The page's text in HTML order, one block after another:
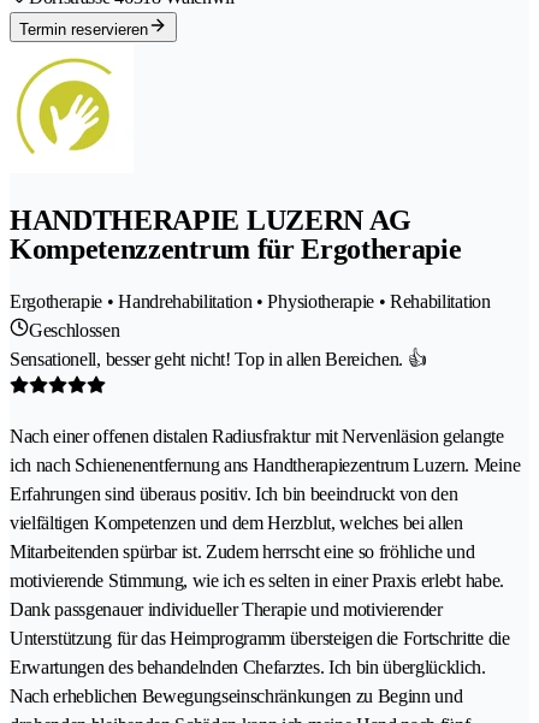
Termin reservieren
HANDTHERAPIE LUZERN AG
Kompetenzzentrum für Ergotherapie
Ergotherapie • Handrehabilitation • Physiotherapie • Rehabilitation
Geschlossen
Sensationell, besser geht nicht! Top in allen Bereichen. 👍
Nach einer offenen distalen Radiusfraktur mit Nervenläsion gelangte
ich nach Schienenentfernung ans Handtherapiezentrum Luzern. Meine
Erfahrungen sind überaus positiv. Ich bin beeindruckt von den
vielfältigen Kompetenzen und dem Herzblut, welches bei allen
Mitarbeitenden spürbar ist. Zudem herrscht eine so fröhliche und
motivierende Stimmung, wie ich es selten in einer Praxis erlebt habe.
Dank passgenauer individueller Therapie und motivierender
Unterstützung für das Heimprogramm übersteigen die Fortschritte die
Erwartungen des behandelnden Chefarztes. Ich bin überglücklich.
Nach erheblichen Bewegungseinschränkungen zu Beginn und